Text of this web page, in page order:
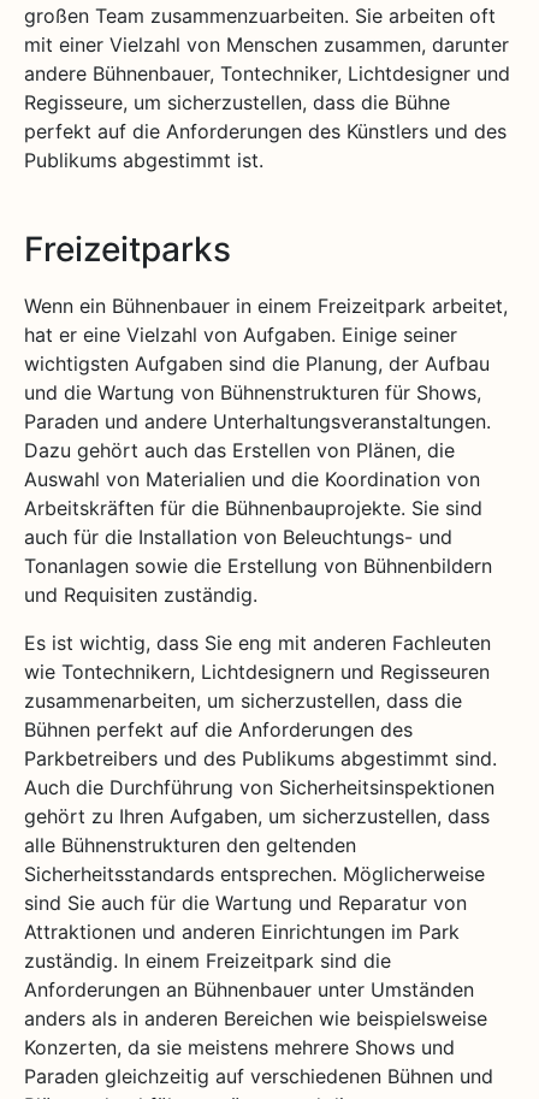
großen Team zusammenzuarbeiten. Sie arbeiten oft
mit einer Vielzahl von Menschen zusammen, darunter
andere Bühnenbauer, Tontechniker, Lichtdesigner und
Regisseure, um sicherzustellen, dass die Bühne
perfekt auf die Anforderungen des Künstlers und des
Publikums abgestimmt ist.
Freizeitparks
Wenn ein Bühnenbauer in einem Freizeitpark arbeitet,
hat er eine Vielzahl von Aufgaben. Einige seiner
wichtigsten Aufgaben sind die Planung, der Aufbau
und die Wartung von Bühnenstrukturen für Shows,
Paraden und andere Unterhaltungsveranstaltungen.
Dazu gehört auch das Erstellen von Plänen, die
Auswahl von Materialien und die Koordination von
Arbeitskräften für die Bühnenbauprojekte. Sie sind
auch für die Installation von Beleuchtungs- und
Tonanlagen sowie die Erstellung von Bühnenbildern
und Requisiten zuständig.
Es ist wichtig, dass Sie eng mit anderen Fachleuten
wie Tontechnikern, Lichtdesignern und Regisseuren
zusammenarbeiten, um sicherzustellen, dass die
Bühnen perfekt auf die Anforderungen des
Parkbetreibers und des Publikums abgestimmt sind.
Auch die Durchführung von Sicherheitsinspektionen
gehört zu Ihren Aufgaben, um sicherzustellen, dass
alle Bühnenstrukturen den geltenden
Sicherheitsstandards entsprechen. Möglicherweise
sind Sie auch für die Wartung und Reparatur von
Attraktionen und anderen Einrichtungen im Park
zuständig. In einem Freizeitpark sind die
Anforderungen an Bühnenbauer unter Umständen
anders als in anderen Bereichen wie beispielsweise
Konzerten, da sie meistens mehrere Shows und
Paraden gleichzeitig auf verschiedenen Bühnen und